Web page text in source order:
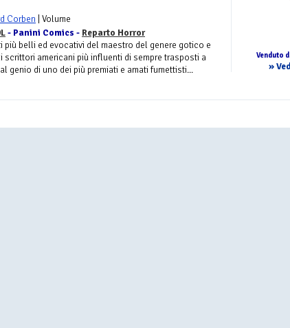
Venduto
»
Corben | Volume
- Panini Comics - Reparto Horror
più belli ed evocativi del maestro del genere gotico e
scrittori americani più influenti di sempre trasposti a
genio di uno dei più premiati e amati fumettisti...